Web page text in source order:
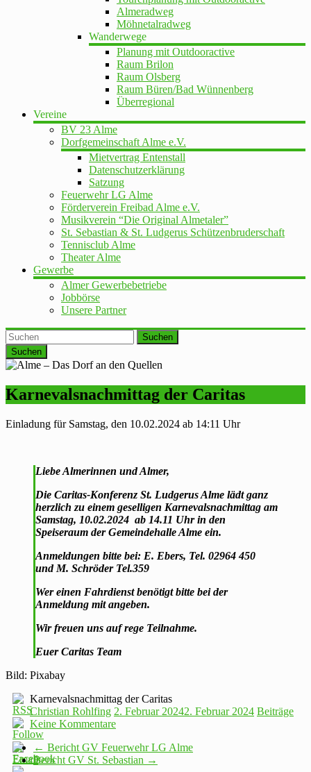
Almeradweg
Möhnetalradweg
Wanderwege
Planung mit Outdooractive
Raum Brilon
Raum Olsberg
Raum Büren/Bad Wünnenberg
Überregional
Vereine
BV 23 Alme
Dorfgemeinschaft Alme e.V.
Mietvertrag Entenstall
Datenschutzerklärung
Satzung
Feuerwehr LG Alme
Förderverein Freibad Alme e.V.
Musikverein “Die Original Almetaler”
St. Sebastian & St. Ludgerus Schützenbruderschaft
Tennisclub Alme
Theater Alme
Gewerbe
Almer Gewerbebetriebe
Jobbörse
Unsere Partner
Suchen
Karnevalsnachmittag der Caritas
Einladung für Samstag, den 10.02.2024 ab 14:11 Uhr
Liebe Almerinnen und Almer,
Die Caritas-Konferenz St. Ludgerus Alme lädt ganz
herzlich zu einem geselligen Karnevalsnachmittag am
Samstag, 10.02.2024 ab 14.11 Uhr in den
Speiseraum der Gemeindehalle Alme ein.
Anmeldungen bitte bei: E. Ebers, Tel. 02964 450
und M. Schröder Tel.359
Wer einen Fahrdienst benötigt bitte bei der
Anmeldung mit angeben.
Wir freuen uns auf rege Teilnahme.
Euer Caritas Team
Bild: Pixabay
Karnevalsnachmittag der Caritas
Christian Rohlfing 2. Februar 20242. Februar 2024 Beiträge
Keine Kommentare
← Bericht GV Feuerwehr LG Alme
Bericht GV St. Sebastian →